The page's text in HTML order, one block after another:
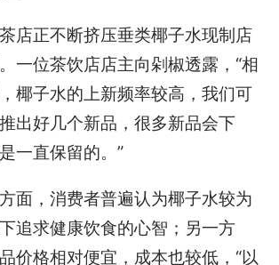
店正不断挤压垂类椰子水现制店
一位茶饮店店主向剁椒透露，“相
椰子水的上新频率较高，我们可
出好几个新品，很多新品会下
一直保留的。”
面，消费者普遍认为椰子水较为
追求健康饮食的心智；另一方
价格相对便宜，成本也较低，“以